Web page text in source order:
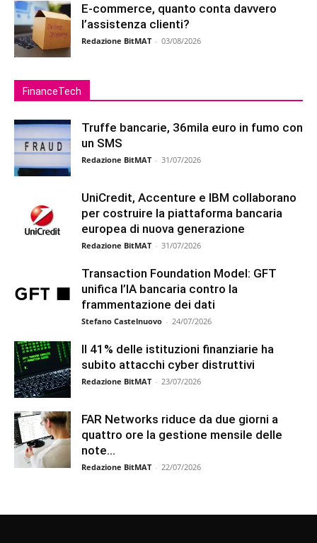
E-commerce, quanto conta davvero
l’assistenza clienti?
Redazione BitMAT - 03/08/2026
FinanceTech
Truffe bancarie, 36mila euro in fumo con
un SMS
Redazione BitMAT - 31/07/2026
UniCredit, Accenture e IBM collaborano
per costruire la piattaforma bancaria
europea di nuova generazione
Redazione BitMAT - 31/07/2026
Transaction Foundation Model: GFT
unifica l’IA bancaria contro la
frammentazione dei dati
Stefano Castelnuovo - 24/07/2026
Il 41% delle istituzioni finanziarie ha
subito attacchi cyber distruttivi
Redazione BitMAT - 23/07/2026
FAR Networks riduce da due giorni a
quattro ore la gestione mensile delle
note...
Redazione BitMAT - 22/07/2026